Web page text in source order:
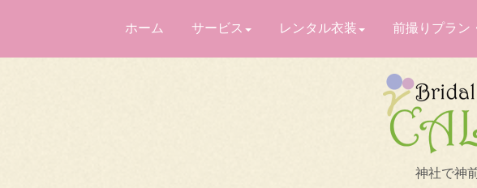
ホーム サービス レンタル衣装 前撮りプラン
神社で神